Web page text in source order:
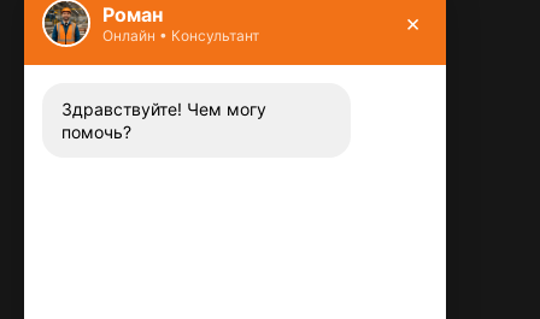
Контакты
Заказать звонок
Роман
Онлайн • Консультант ×
Здравствуйте! Чем могу
помочь?